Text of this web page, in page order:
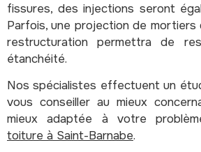
fissures, des injections seront
Parfois, une projection de
restructuration permettra de
étanchéité.
Nos spécialistes effectuent un
vous conseiller au mieux
mieux adaptée à votre
toiture à Saint-Barnabe.